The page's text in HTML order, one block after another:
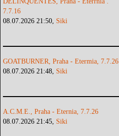
7.7.16
08.07.2026 21:50, Siki
GOATBURNER, Praha - Etermia, 7.7.26
08.07.2026 21:48, Siki
A.C.M.E., Praha - Eternia, 7.7.26
08.07.2026 21:45, Siki